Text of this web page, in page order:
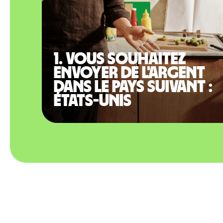
1. Vous souhaitez
envoyer de l'argent
dans le pays suivant :
États-Unis